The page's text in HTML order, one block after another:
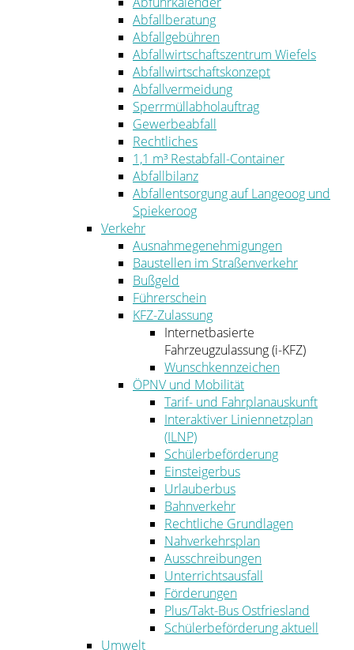
Abfallberatung
Abfallgebühren
Abfallwirtschaftszentrum Wiefels
Abfallwirtschaftskonzept
Abfallvermeidung
Sperrmüllabholauftrag
Gewerbeabfall
Rechtliches
1,1 m³ Restabfall-Container
Abfallbilanz
Abfallentsorgung auf Langeoog und
Spiekeroog
Verkehr
Ausnahmegenehmigungen
Baustellen im Straßenverkehr
Bußgeld
Führerschein
KFZ-Zulassung
Internetbasierte
Fahrzeugzulassung (i-KFZ)
Wunschkennzeichen
ÖPNV und Mobilität
Tarif- und Fahrplanauskunft
Interaktiver Liniennetzplan
(ILNP)
Schülerbeförderung
Einsteigerbus
Urlauberbus
Bahnverkehr
Rechtliche Grundlagen
Nahverkehrsplan
Ausschreibungen
Unterrichtsausfall
Förderungen
Plus/Takt-Bus Ostfriesland
Schülerbeförderung aktuell
Umwelt